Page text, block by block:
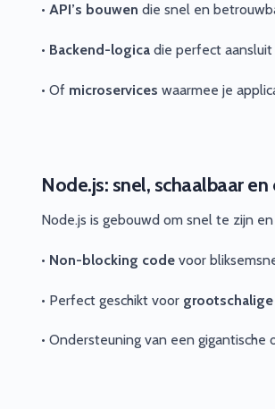
• API’s bouwen die snel en
• Backend-logica die perfect
• Of microservices waarmee je
Node.js: snel, schaalbaar
Node.js is gebouwd om snel te zijn
• Non-blocking code voor
• Perfect geschikt voor
• Ondersteuning van een